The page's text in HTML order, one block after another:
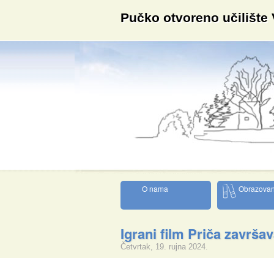
Pučko otvoreno učilište
O nama
Igrani film Priča
Četvrtak, 19. rujna 2024.